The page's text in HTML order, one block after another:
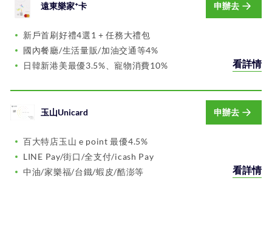
遠東樂家⁺卡 申辦去
新戶首刷好禮4選1 + 任務大禮包
國內餐廳/生活量販/加油交通等4%
日韓新港美最優3.5%、寵物消費10%
看詳情
玉山Unicard 申辦去
百大特店玉山 e point 最優4.5%
LINE Pay/街口/全支付/icash Pay
中油/家樂福/台鐵/蝦皮/酷澎等
看詳情